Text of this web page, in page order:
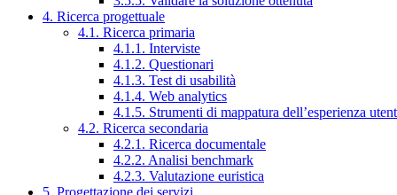
4. Ricerca progettuale
4.1. Ricerca primaria
4.1.1. Interviste
4.1.2. Questionari
4.1.3. Test di usabilità
4.1.4. Web analytics
4.1.5. Strumenti di mappatura dell’esperienza
4.2. Ricerca secondaria
4.2.1. Ricerca documentale
4.2.2. Analisi benchmark
4.2.3. Valutazione euristica
5. Progettazione dei servizi